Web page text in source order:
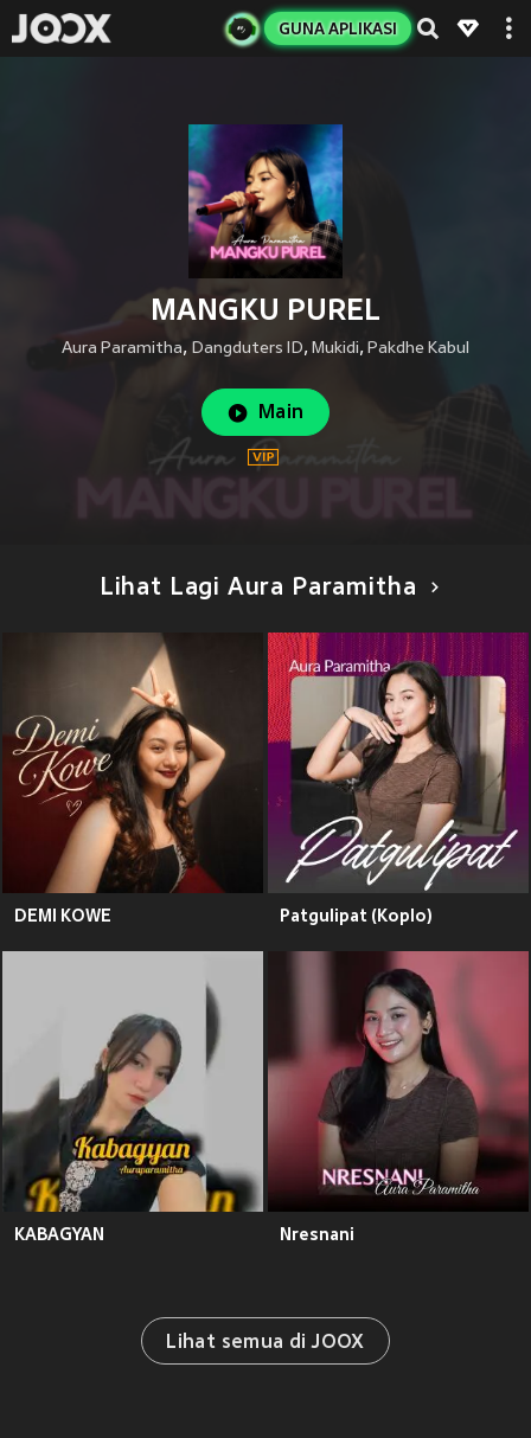
GUNA APLIKASI
MANGKU PUREL
Aura Paramitha, Dangduters ID, Mukidi, Pakdhe Kabul
Main
Lihat Lagi Aura Paramitha
DEMI KOWE Patgulipat (Koplo)
KABAGYAN Nresnani
Lihat semua di JOOX